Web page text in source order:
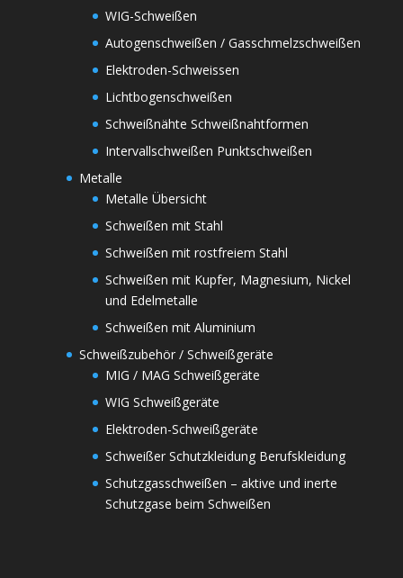
WIG-Schweißen
Autogenschweißen / Gasschmelzschweißen
Elektroden-Schweissen
Lichtbogenschweißen
Schweißnähte Schweißnahtformen
Intervallschweißen Punktschweißen
Metalle
Metalle Übersicht
Schweißen mit Stahl
Schweißen mit rostfreiem Stahl
Schweißen mit Kupfer, Magnesium, Nickel
und Edelmetalle
Schweißen mit Aluminium
Schweißzubehör / Schweißgeräte
MIG / MAG Schweißgeräte
WIG Schweißgeräte
Elektroden-Schweißgeräte
Schweißer Schutzkleidung Berufskleidung
Schutzgasschweißen – aktive und inerte
Schutzgase beim Schweißen